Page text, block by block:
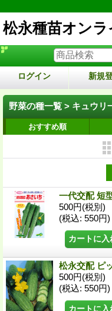
松永種苗オン
ログイン 新規
野菜の種一覧 > キュウリ
おすすめ順
一代交配 短
500円(税別)
(税込: 550円)
松永交配 ピ
500円(税別)
(税込: 550円)